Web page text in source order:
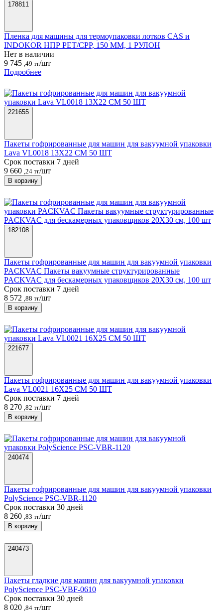
178811
Пленка для машины для термоупаковки лотков CAS и
INDOKOR НПР PET/CPP, 150 ММ, 1 РУЛОН
Нет в наличии
9 745 ,49 тг/шт
Подробнее
221655
Пакеты гофрированные для машин для вакуумной упаковки
Lava VL0018 13Х22 СМ 50 ШТ
Срок поставки 7 дней
9 660 ,24 тг/шт
В корзину
182108
Пакеты гофрированные для машин для вакуумной упаковки
PACKVAC Пакеты вакуумные структурированные
PACKVAC для бескамерных упаковщиков 20X30 см, 100 шт
Срок поставки 7 дней
8 572 ,88 тг/шт
В корзину
221677
Пакеты гофрированные для машин для вакуумной упаковки
Lava VL0021 16Х25 СМ 50 ШТ
Срок поставки 7 дней
8 270 ,82 тг/шт
В корзину
240474
Пакеты гофрированные для машин для вакуумной упаковки
PolyScience PSC-VBR-1120
Срок поставки 30 дней
8 260 ,83 тг/шт
В корзину
240473
Пакеты гладкие для машин для вакуумной упаковки
PolyScience PSC-VBF-0610
Срок поставки 30 дней
8 020 ,84 тг/шт